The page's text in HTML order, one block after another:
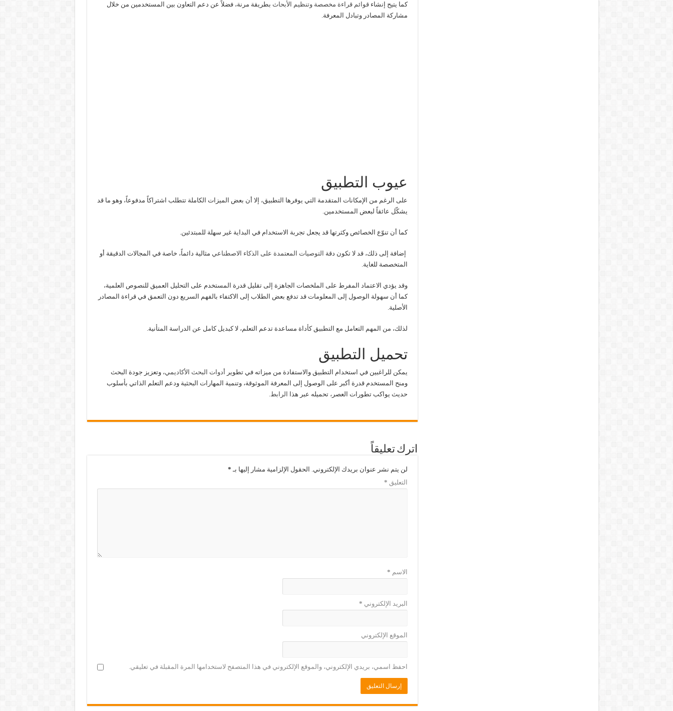
كما يتيح إنشاء قوائم قراءة مخصصة وتنظيم الأبحاث بطريقة مرنة، فضلاً عن دعم التعاون بين المستخدمين من خلال
مشاركة المصادر وتبادل المعرفة.
عيوب التطبيق
على الرغم من الإمكانات المتقدمة التي يوفرها التطبيق، إلا أن بعض الميزات الكاملة تتطلب اشتراكاً مدفوعاً، وهو ما قد
يشكّل عائقاً لبعض المستخدمين.
كما أن تنوّع الخصائص وكثرتها قد يجعل تجربة الاستخدام في البداية غير سهلة للمبتدئين.
إضافة إلى ذلك، قد لا تكون دقة التوصيات المعتمدة على الذكاء الاصطناعي مثالية دائماً، خاصة في المجالات الدقيقة أو
المتخصصة للغاية.
وقد يؤدي الاعتماد المفرط على الملخصات الجاهزة إلى تقليل قدرة المستخدم على التحليل العميق للنصوص العلمية،
كما أن سهولة الوصول إلى المعلومات قد تدفع بعض الطلاب إلى الاكتفاء بالفهم السريع دون التعمق في قراءة المصادر
الأصلية.
لذلك، من المهم التعامل مع التطبيق كأداة مساعدة تدعم التعلم، لا كبديل كامل عن الدراسة المتأنية.
تحميل التطبيق
يمكن للراغبين في استخدام التطبيق والاستفادة من ميزاته في تطوير أدوات البحث الأكاديمي، وتعزيز جودة البحث
ومنح المستخدم قدرة أكبر على الوصول إلى المعرفة الموثوقة، وتنمية المهارات البحثية ودعم التعلم الذاتي بأسلوب
حديث يواكب تطورات العصر، تحميله عبر هذا
الرابط.
اترك تعليقاً
لن يتم نشر عنوان بريدك الإلكتروني. الحقول الإلزامية مشار إليها بـ *
التعليق *
الاسم *
البريد الإلكتروني *
الموقع الإلكتروني
احفظ اسمي، بريدي الإلكتروني، والموقع الإلكتروني في هذا المتصفح لاستخدامها المرة المقبلة في تعليقي.